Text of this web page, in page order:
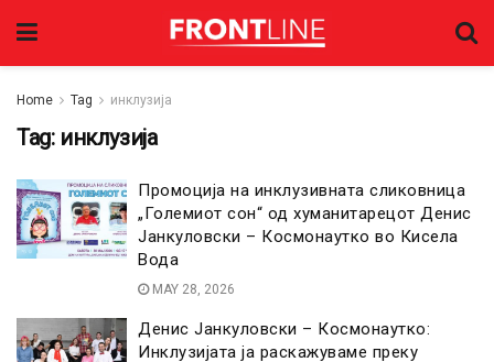
Home Tag инклузија
Tag: инклузија
Промоција на инклузивната сликовница
„Големиот сон“ од хуманитарецот Денис
Јанкуловски – Космонаутко во Кисела
Вода
MAY 28, 2026
Денис Јанкуловски – Космонаутко:
Инклузијата ја раскажуваме преку